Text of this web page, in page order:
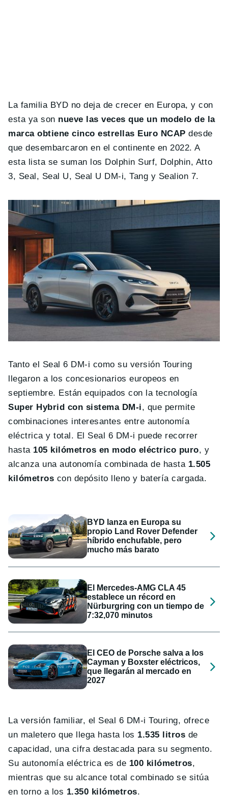
La familia BYD no deja de crecer en Europa, y con
esta ya son nueve las veces que un modelo de la
marca obtiene cinco estrellas Euro NCAP desde
que desembarcaron en el continente en 2022. A
esta lista se suman los Dolphin Surf, Dolphin, Atto
3, Seal, Seal U, Seal U DM-i, Tang y Sealion 7.
Tanto el Seal 6 DM-i como su versión Touring
llegaron a los concesionarios europeos en
septiembre. Están equipados con la tecnología
Super Hybrid con sistema DM-i, que permite
combinaciones interesantes entre autonomía
eléctrica y total. El Seal 6 DM-i puede recorrer
hasta 105 kilómetros en modo eléctrico puro, y
alcanza una autonomía combinada de hasta 1.505
kilómetros con depósito lleno y batería cargada.
BYD lanza en Europa su
propio Land Rover Defender
híbrido enchufable, pero
mucho más barato
El Mercedes-AMG CLA 45
establece un récord en
Nürburgring con un tiempo de
7:32,070 minutos
El CEO de Porsche salva a los
Cayman y Boxster eléctricos,
que llegarán al mercado en
2027
La versión familiar, el Seal 6 DM-i Touring, ofrece
un maletero que llega hasta los 1.535 litros de
capacidad, una cifra destacada para su segmento.
Su autonomía eléctrica es de 100 kilómetros,
mientras que su alcance total combinado se sitúa
en torno a los 1.350 kilómetros.